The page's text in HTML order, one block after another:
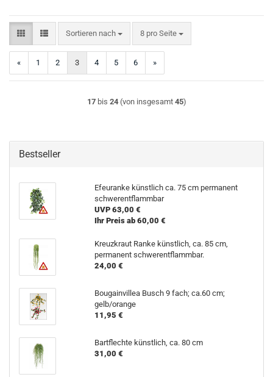
Sortieren nach
Sortieren nach 8 pro Seite
pro Seite
« 1 2 3 4 5 6 »
17bis 24(von insgesamt 45)
Bestseller
Efeuranke künstlich ca. 75 cm permanent
schwerentflammbar
UVP 63,00 €
Ihr Preis ab 60,00 €
Kreuzkraut Ranke künstlich, ca. 85 cm,
permanent schwerentflammbar.
24,00 €
Bougainvillea Busch 9 fach; ca.60 cm;
gelb/orange
11,95 €
Bartflechte künstlich, ca. 80 cm
31,00 €